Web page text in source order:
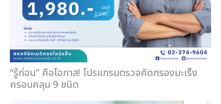
“รู้ก่อน” คือโอกาส! โปรแกรมตรวจคัดกรองมะเร็ง
ครอบคลุม 9 ชนิด